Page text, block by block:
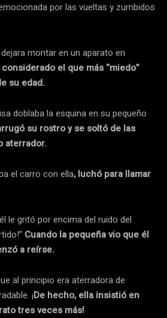
por las vueltas y zumbidos
montar en un aparato en
el que más “miedo”
su edad.
doblaba la esquina en su pequeño
su rostro y se soltó de las
aterrador.
el carro con ella, luchó para llamar
le gritó por encima del ruido del
Cuando la pequeña vio que él
a reírse.
al principio era aterradora de
¡De hecho, ella insistió en
tres veces más!